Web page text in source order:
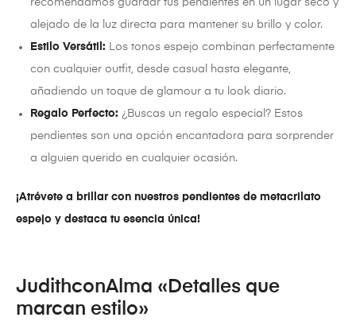
alejado de la luz directa para mantener su brillo y color.
Estilo Versátil: Los tonos espejo combinan perfectamente
con cualquier outfit, desde casual hasta elegante,
añadiendo un toque de glamour a tu look diario.
Regalo Perfecto: ¿Buscas un regalo especial? Estos
pendientes son una opción encantadora para sorprender
a alguien querido en cualquier ocasión.
¡Atrévete a brillar con nuestros pendientes de metacrilato
espejo y destaca tu esencia única!
JudithconAlma «Detalles que
marcan estilo»